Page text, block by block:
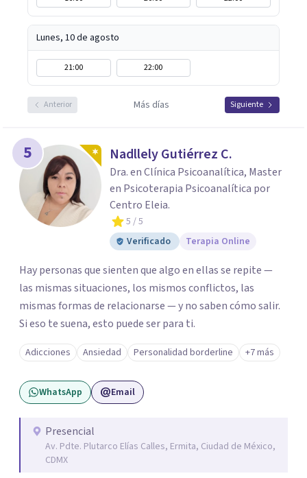
Lunes, 10 de agosto
21:00 22:00
Anterior Más días Siguiente
5 Nadllely Gutiérrez C.
Dra. en Clínica Psicoanalítica, Master
en Psicoterapia Psicoanalítica por
Centro Eleia.
5 / 5
Verificado
Terapia Online
Hay personas que sienten que algo en ellas se repite —
las mismas situaciones, los mismos conflictos, las
mismas formas de relacionarse — y no saben cómo salir.
Si eso te suena, esto puede ser para ti.
Adicciones Ansiedad Personalidad borderline +7 más
WhatsApp Email
Presencial
Av. Pdte. Plutarco Elías Calles, Ermita, Ciudad de México,
CDMX